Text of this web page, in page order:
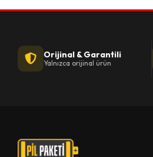
Orijinal & Garantili
Yalnızca orijinal ürün